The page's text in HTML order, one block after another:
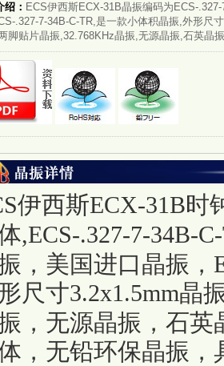
绍： ECS伊西斯ECX-31B晶振编码为ECS-.327-
.327-7-34B-C-TR,是一款小体积晶振,外形尺
脚贴片晶振,32.768KHz晶振,无源晶振,石英晶
伊西斯ECX-31B时
,ECS-.327-7-34B-
，美国进口晶振，
尺寸3.2x1.5mm晶
，无源晶振，石
，无铅环保晶振